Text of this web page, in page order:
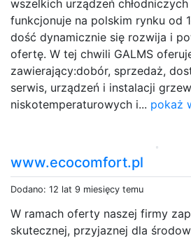
wszelkich urządzeń
funkcjonuje na polskim rynku od
dość dynamicznie się rozwija i
ofertę. W tej chwili GALMS
zawierający:dobór, sprzedaż,
serwis, urządzeń i instalacji
niskotemperaturowych i... pokaż
www.ecocomfort.pl
Dodano: 12 lat 9 miesięcy temu
W ramach oferty naszej firmy
skutecznej, przyjaznej dla